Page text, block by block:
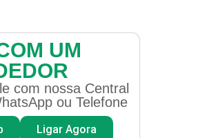
UM
com nossa Central
ou Telefone
Ligar Agora